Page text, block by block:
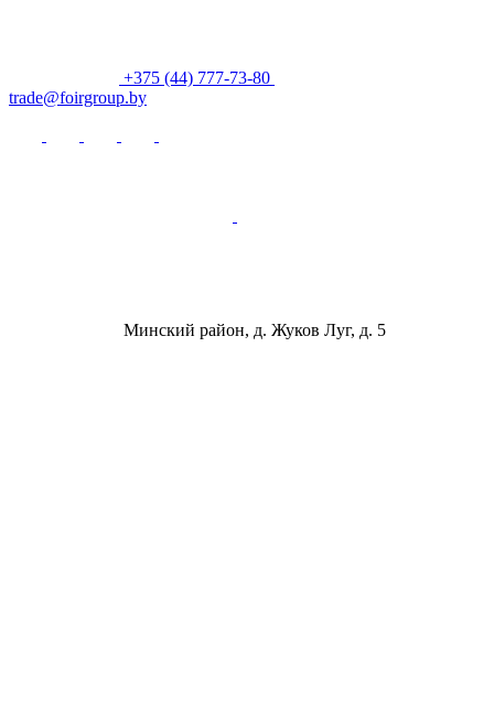
+375 (44) 777-73-80
trade@foirgroup.by
Минский район, д. Жуков Луг, д. 5